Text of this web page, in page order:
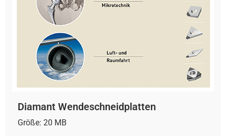
Diamant Wendeschneidplatten
Größe: 20 MB